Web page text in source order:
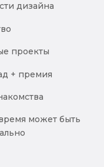
дизайна
проекты
+ премия
может быть